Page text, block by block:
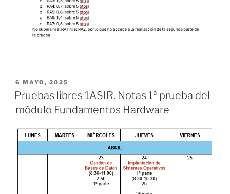
PUBLICADO
EL
6 MAYO, 2025
Pruebas libres 1ASIR. Notas 1ª prueba del
módulo Fundamentos Hardware